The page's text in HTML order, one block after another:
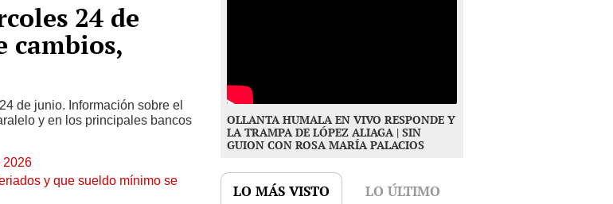
24 de
cambios,
de junio. Información sobre el
y en los principales bancos
2026
y que sueldo mínimo se
OLLANTA HUMALA EN VIVO RESPONDE Y
LA TRAMPA DE LÓPEZ ALIAGA | SIN
GUION CON ROSA MARÍA PALACIOS
LO MÁS VISTO LO ÚLTIMO